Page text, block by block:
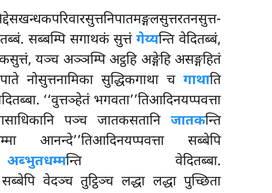
सब्बम्पि सगाथकं सुत्तंगेय्यन्ति वेदितब्बं,
यञ्च अञ्ञम्पि अट्ठहि अङ्गेहि असङ्गहितं
नोसुत्तनामिका सुद्धिकगाथाचगाथाति
‘‘वुत्तञ्हेतं भगवता’’तिआदिनयप्पवत्ता
पञ्च जातकसतानिजातकन्ति
आनन्दे’’तिआदिनयप्पवत्ता सब्बेपि
अब्भुतधम्मन्ति वेदितब्बा.
वेदञ्च तुट्ठिञ्च लद्धा लद्धा पुच्छिता